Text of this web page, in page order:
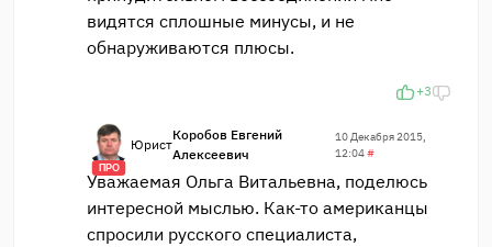
видятся сплошные минусы, и не
обнаруживаются плюсы.
+3
ПРО
Юрист
Коробов Евгений
Алексеевич
10 Декабря 2015,
12:04#
Уважаемая Ольга Витальевна, поделюсь
интересной мыслью. Как-то американцы
спросили русского специалиста,